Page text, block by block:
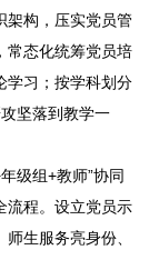
架构，压实党员管
常态化统筹党员培
学习；按学科划分
坚落到教学一
级组+教师”协同
流程。设立党员示
生服务亮身份、